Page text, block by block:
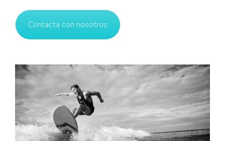
Contacta con nosotros